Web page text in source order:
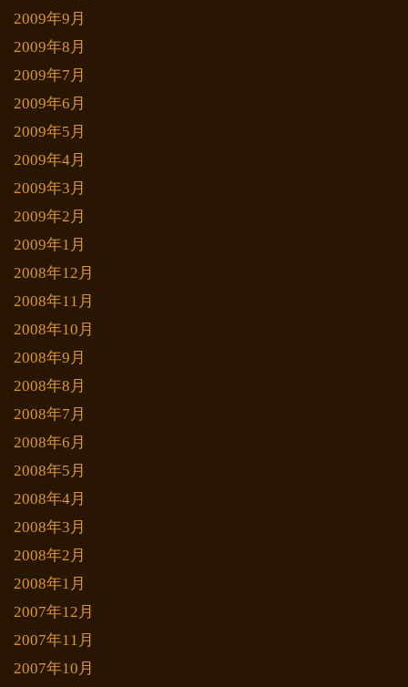
2009年9月
2009年8月
2009年7月
2009年6月
2009年5月
2009年4月
2009年3月
2009年2月
2009年1月
2008年12月
2008年11月
2008年10月
2008年9月
2008年8月
2008年7月
2008年6月
2008年5月
2008年4月
2008年3月
2008年2月
2008年1月
2007年12月
2007年11月
2007年10月